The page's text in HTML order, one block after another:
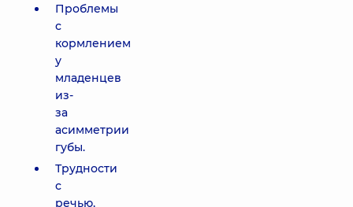
Проблемы
с
кормлением
у
младенцев
из-
за
асимметрии
губы.
Трудности
с
речью,